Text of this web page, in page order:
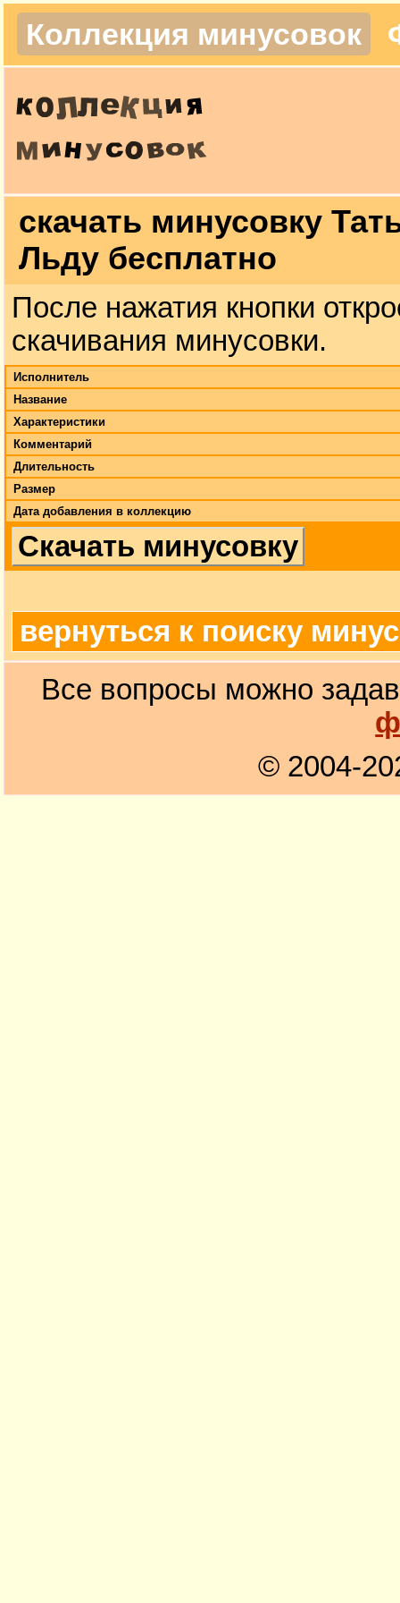
Коллекция минусовок
скачать минусовку
Льду бесплатно
После нажатия кнопки
скачивания минусовки.
Исполнитель
Название
Характеристики
Комментарий
Длительность
Размер
Дата добавления в коллекцию
Скачать минусовку
вернуться к поиску
Все вопросы можно
© 2004-